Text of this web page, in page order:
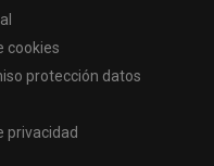
cookies
protección datos
privacidad